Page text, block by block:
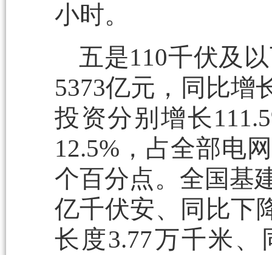
小时。
五是110千伏及
5373亿元，同比增
投资分别增长
12.5%，占全部电
个百分点。全国基
亿千伏安、同比下
长度3.77万千米、